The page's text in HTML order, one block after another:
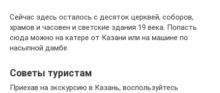
Сейчас здесь осталось с десяток церквей, соборов,
храмов и часовен и светские здания 19 века. Попасть
сюда можно на катере от Казани или на машине по
насыпной дамбе.
Советы туристам
Приехав на экскурсию в Казань, воспользуйтесь